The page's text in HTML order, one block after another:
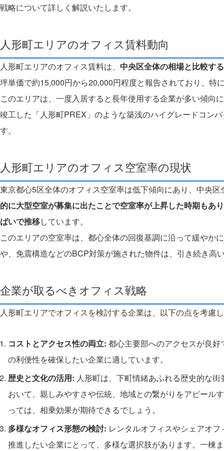
戦略について詳しく解説いたします。
人形町エリアのオフィス賃料動向
人形町エリアのオフィス賃料は、 中央区全体の相場と比較す
坪単価で約15,000円から20,000円程度と報告されており、
このエリアは、一度入居すると長年使用する企業が多い傾向
竣工した「人形町PREX」のような築浅のハイグレードコン
す。
人形町エリアのオフィス空室率の現状
東京都心5区全体のオフィス空室率は低下傾向にあり、中央
的に大型空室が募集に出たことで空室率が上昇した時期もあ
ばいで推移しています。
このエリアの空室率は、都心全体の回復基調に沿って緩やか
や、免震構造などのBCP対策が施された物件は、引き続き高
企業が取るべきオフィス戦略
人形町エリアでオフィスを検討する企業は、以下の点を考慮
コストとアクセス性の両立: 都心主要部へのアクセスが良
の利便性を確保したい企業に適しています。
歴史と文化の活用: 人形町は、下町情緒あふれる歴史的な
おいて、親しみやすさや伝統、地域との繋がりをアピール
っては、相乗効果が期待できるでしょう。
多様なオフィス形態の検討: レンタルオフィスやシェアオ
推進したい企業にとって、多様な選択肢があります。一棟